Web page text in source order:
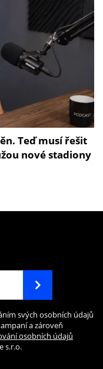
Teď musí řešit
nové stadiony
svých osobních údajů
a zároveň
osobních údajů
s.r.o.